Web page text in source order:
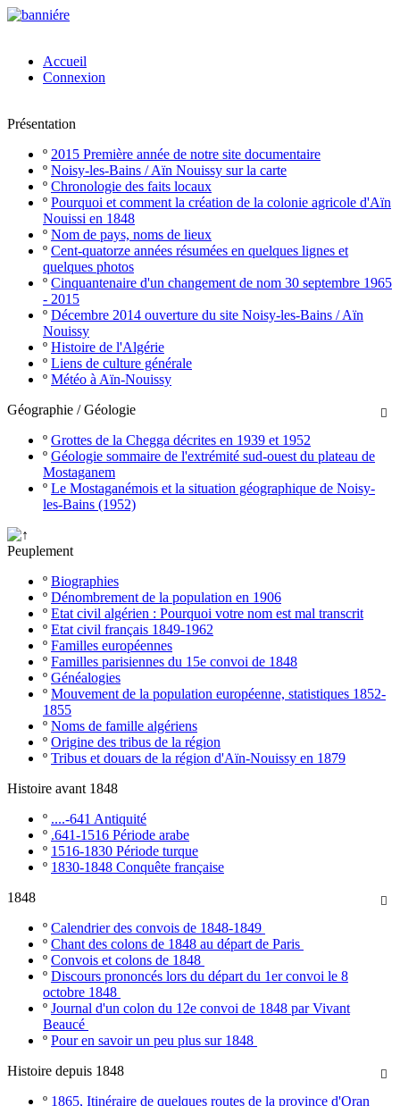
Accueil
Connexion
Présentation
º 2015 Première année de notre site documentaire
º Noisy-les-Bains / Aïn Nouissy sur la carte
º Chronologie des faits locaux
º Pourquoi et comment la création de la colonie agricole d'Aïn
Nouissi en 1848
º Nom de pays, noms de lieux
º Cent-quatorze années résumées en quelques lignes et
quelques photos
º Cinquantenaire d'un changement de nom 30 septembre 1965
- 2015
º Décembre 2014 ouverture du site Noisy-les-Bains / Aïn
Nouissy
º Histoire de l'Algérie
º Liens de culture générale
º Météo à Aïn-Nouissy

Géographie / Géologie
º Grottes de la Chegga décrites en 1939 et 1952
º Géologie sommaire de l'extrémité sud-ouest du plateau de
Mostaganem
º Le Mostaganémois et la situation géographique de Noisy-
les-Bains (1952)
Peuplement
º Biographies
º Dénombrement de la population en 1906
º Etat civil algérien : Pourquoi votre nom est mal transcrit
º Etat civil français 1849-1962
º Familles européennes
º Familles parisiennes du 15e convoi de 1848
º Généalogies
º Mouvement de la population européenne, statistiques 1852-
1855
º Noms de famille algériens
º Origine des tribus de la région
º Tribus et douars de la région d'Aïn-Nouissy en 1879
Histoire avant 1848
º ....-641 Antiquité
º .641-1516 Période arabe
º 1516-1830 Période turque
º 1830-1848 Conquête française

1848
º Calendrier des convois de 1848-1849
º Chant des colons de 1848 au départ de Paris
º Convois et colons de 1848
º Discours prononcés lors du départ du 1er convoi le 8
octobre 1848
º Journal d'un colon du 12e convoi de 1848 par Vivant
Beaucé
º Pour en savoir un peu plus sur 1848

Histoire depuis 1848
º 1865, Itinéraire de quelques routes de la province d'Oran